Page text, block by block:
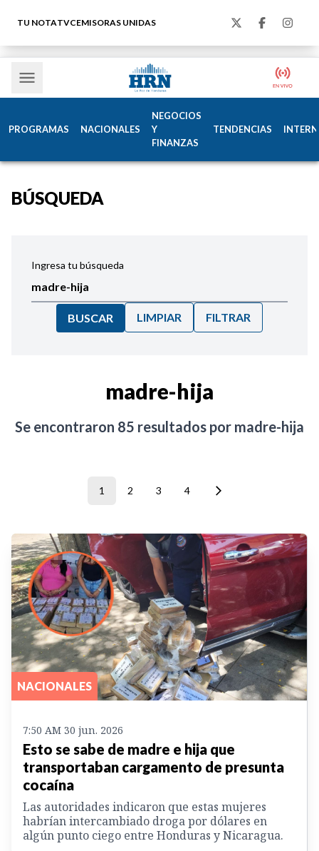
TU NOTATVCEMISORAS UNIDAS
PROGRAMAS NACIONALES
NEGOCIOS
Y
FINANZAS
TENDENCIAS
BÚSQUEDA
Ingresa tu búsqueda
BUSCAR LIMPIAR FILTRAR
madre-hija
Se encontraron 85 resultados por madre-hija
1 2 3 4
NACIONALES
7:50 AM 30 jun. 2026
Esto se sabe de madre e hija que
transportaban cargamento de presunta
cocaína
Las autoridades indicaron que estas mujeres
habrían intercambiado droga por dólares en
algún punto ciego entre Honduras y Nicaragua.